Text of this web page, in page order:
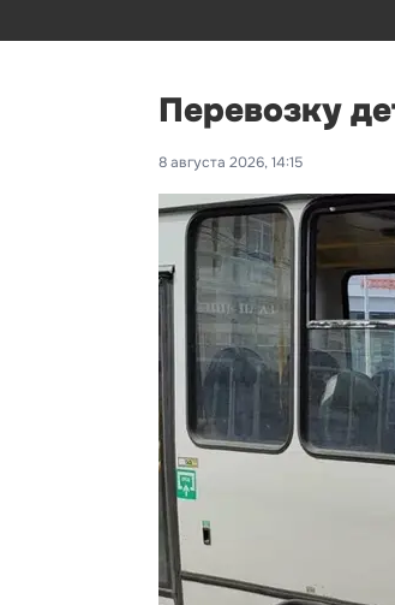
Перевозку
8 августа 2026, 14:15